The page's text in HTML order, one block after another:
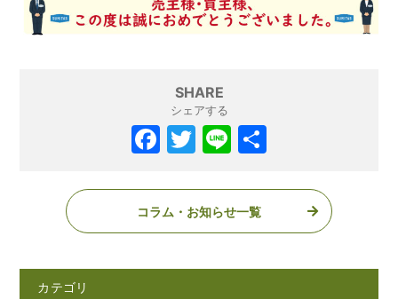
SHARE
シェアする
コラム・お知らせ一覧
カテゴリ